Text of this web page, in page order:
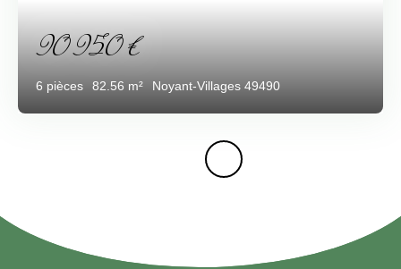
90 950€
6 pièces 82.56 m² Noyant-Villages 49490